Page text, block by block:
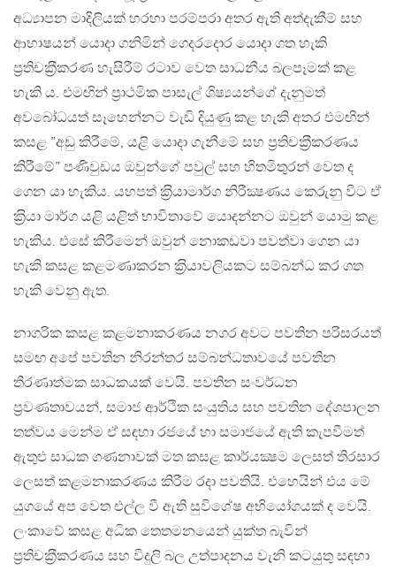
අධ්‍යාපන මාදිලියක් හරහා පරම්පරා අතර ඇති අත්දැකීම් සහ
ආභාෂයන් යොදා ගනිමින් ගෙදරදොර යොදා ගත හැකි
ප‍්‍රතිචක‍්‍රීකරණ හැසිරීම් රටාව වෙත සාධනීය බලපෑමක් කළ
හැකි ය. එමඟින් ප‍්‍රාථමික පාසැල් ශිෂ්‍යයන්ගේ දැනුමත්
අවබෝධයත් සෑහෙන්නට වැඩි දියුණු කළ හැකි අතර එමඟින්
කසළ ”අඩු කිරීමේ, යළි යොදා ගැනීමේ සහ ප‍්‍රතිචක‍්‍රීකරණය
කිරීමේ” පණිවුඩය ඔවුන්ගේ පවුල් සහ හිතමිතුරන් වෙත ද
ගෙන යා හැකිය. යහපත් ක‍්‍රියාමාර්ග නිරීක්‍ෂණය කෙරුනු විට ඒ
ක‍්‍රියා මාර්ග යළි යළිත් භාවිතාවේ යොදන්නට ඔවුන් යොමු කළ
හැකිය. එසේ කිරීමෙන් ඔවුන් නොකඩවා පවත්වා ගෙන යා
හැකි කසළ කළමණාකරන ක‍්‍රියාවලියකට සම්බන්ධ කර ගත
හැකි වෙනු ඇත.
නාගරික කසළ කළමනාකරණය නගර අවට පවතින පරිසරයත්
සමඟ අපේ පවතින නිරන්තර සම්බන්ධතාවයේ පවතින
තීරණාත්මක සාධකයක් වෙයි. පවතින සංවර්ධන
ප‍්‍රවණතාවයන්, සමාජ ආර්ථික සංයුතිය සහ පවතින දේශපාලන
තත්වය මෙන්ම ඒ සඳහා රජයේ හා සමාජයේ ඇති කැපවීමත්
ඇතුළු සාධක ගණනාවක් මත කසළ කාර්යක්‍ෂම ලෙසත් තිරසාර
ලෙසත් කළමනාකරණය කිරීම රදා පවතියි. එහෙයින් එය මේ
යුගයේ අප වෙත එල්ල වී ඇති සුවිශේෂ අභියෝගයක් ද වෙයි.
ලංකාවේ කසළ අධික තෙතමනයෙන් යුක්ත බැවින්
ප‍්‍රතිචක‍්‍රීකරණය සහ විදුලි බල උත්පාදනය වැනි කටයුතු සඳහා